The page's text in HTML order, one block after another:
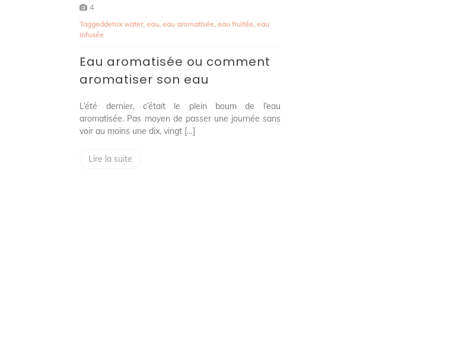
ou
son
eau
4
Taggeddetox water,eau,eau aromatisée,eau fruitée,eau
infusée
Eau aromatisée ou comment
aromatiser son eau
L’été dernier, c’était le plein boum de l’eau
aromatisée. Pas moyen de passer une journée sans
voir au moins une dix, vingt […]
Lire la suite